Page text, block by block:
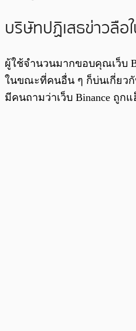
บริษัทปฏิเสธข่าวลือ
ผู้ใช้จำนวนมากขอบคุณเว็บ
ในขณะที่คนอื่น ๆ ก็บ่นเกี่ยว
มีคนถามว่าเว็บ Binance ถูก